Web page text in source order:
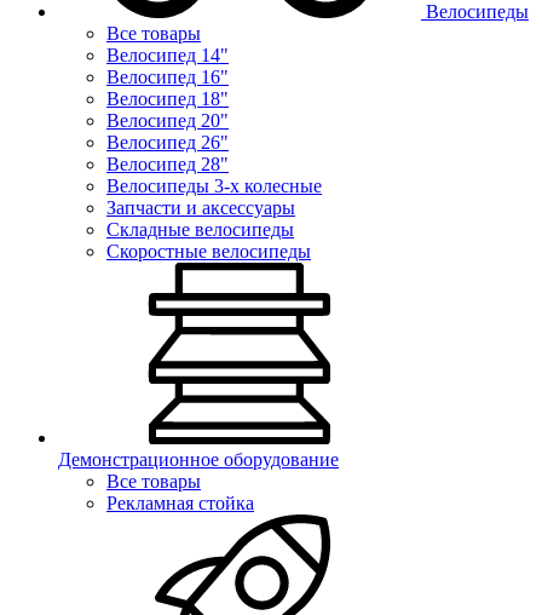
Велосипеды
Все товары
Велосипед 14"
Велосипед 16"
Велосипед 18"
Велосипед 20"
Велосипед 26"
Велосипед 28"
Велосипеды 3-х колесные
Запчасти и аксессуары
Складные велосипеды
Скоростные велосипеды
Демонстрационное оборудование
Все товары
Рекламная стойка